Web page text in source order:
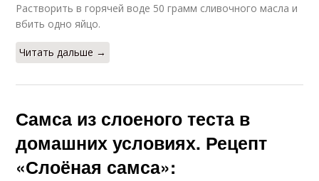
Растворить в горячей воде 50 грамм сливочного масла и
вбить одно яйцо.
Читать дальше →
Самса из слоеного теста в
домашних условиях. Рецепт
«Слоёная самса»: